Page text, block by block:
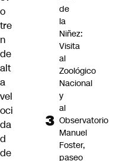
o
tre
n
de
alt
a
vel
oci
da
d
de
de
la
Niñez:
Visita
al
Zoológico
Nacional
y
al
Observatorio
Manuel
Foster,
paseo